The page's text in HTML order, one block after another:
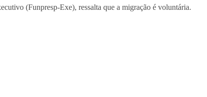
(Funpresp-Exe), ressalta que a migração é voluntária.